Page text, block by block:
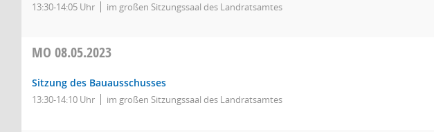
13:30-14:05 Uhr im großen Sitzungssaal des Landratsamtes
MO 08.05.2023
Sitzung des Bauausschusses
13:30-14:10 Uhr im großen Sitzungssaal des Landratsamtes